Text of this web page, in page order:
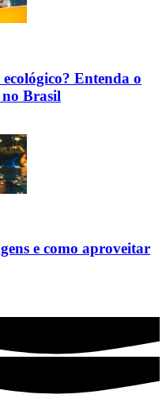
Entenda o
no Brasil
e como aproveitar